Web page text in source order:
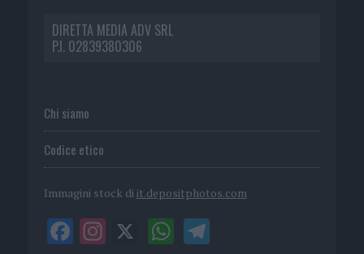
DIRETTA MEDIA ADV SRL
P.I. 02839380306
Chi siamo
Codice etico
Immagini stock di it.depositphotos.com